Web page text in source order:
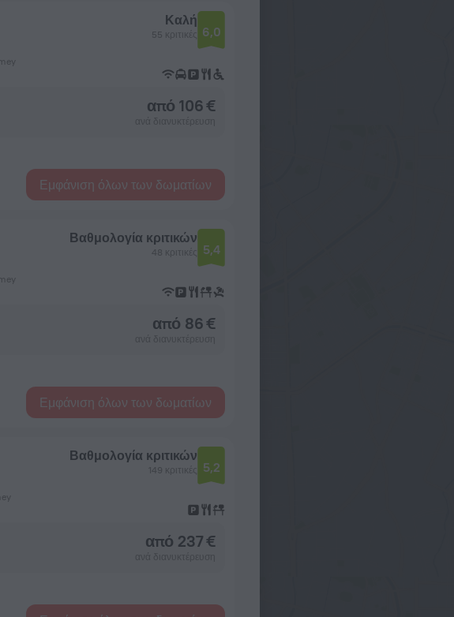
Καλή
55 κριτικές 6,0
από 106 €
Εμφάνιση όλων των δωματίων
Βαθμολογία κριτικών
48 κριτικές 5,4
από 86 €
Εμφάνιση όλων των δωματίων
Βαθμολογία κριτικών
149 κριτικές 5,2
από 237 €